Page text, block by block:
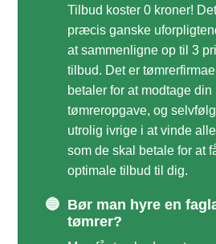
Tilbud koster 0 kroner!
præcis ganske
at sammenligne op til 3
tilbud. Det er
betaler for at modtage din
tømreropgave, og
utrolig ivrige i at vinde
som de skal betale for at
optimale tilbud til dig.
🔵 Bør man hyre en
tømrer?